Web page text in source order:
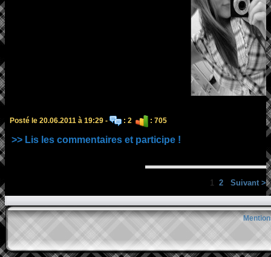
Posté le 20.06.2011 à 19:29 - : 2 : 705
>> Lis les commentaires et participe !
1 2 Suivant >